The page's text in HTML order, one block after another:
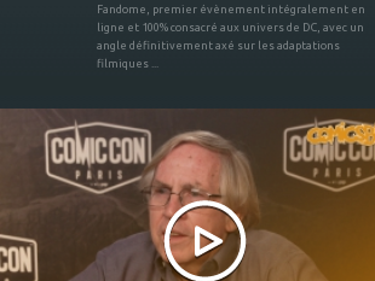
Fandome, premier évènement intégralement en
ligne et 100% consacré aux univers de DC, avec un
angle définitivement axé sur les adaptations
filmiques ...